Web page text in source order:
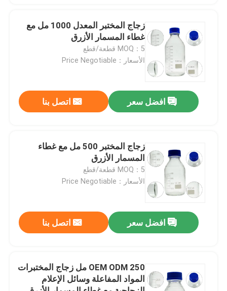
المنتجات
فيديوهات
معلومات عنا
رقابة جودة
اطلب اقتباس
المواد الخام الكيميائية اليومية
الوسطيات الكيميائية الدقيقة
زجاج المختبر المعدل 1000 مل مع
غطاء المسمار الأزرق
MOQ：5 قطعة/قطع
الأسعار：Price Negotiable
افضل سعر اتصل بنا
زجاج المختبر 500 مل مع غطاء
المسمار الأزرق
MOQ：5 قطعة/قطع
الأسعار：Price Negotiable
افضل سعر اتصل بنا
OEM ODM 250 مل زجاج المختبرات
المواد المفاعلة وسائل الإعلام